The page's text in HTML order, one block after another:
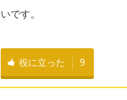
です。
役に立った 9